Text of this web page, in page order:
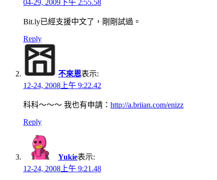
04-29, 2009下午 2:55.58
Bit.ly已經支援中文了，剛剛試過。
Reply
不來恩表示:
12-24, 2008上午 9:22.42
科科～～～ 我也有申請： http://a.briian.com/enizz
Reply
Yukie表示:
12-24, 2008上午 9:21.48